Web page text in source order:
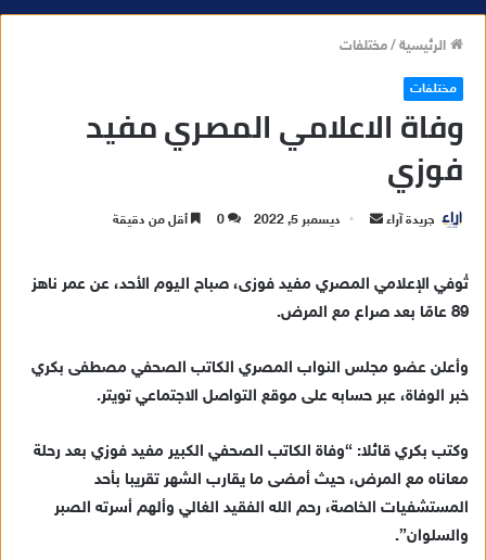
الرئيسية/مختلفات
مختلفات
وفاة الاعلامي المصري مفيد
فوزي
جريدة آراء
ب
ي
د
إ
ل
ك
ديسمبر 5, 2022 0 أقل من دقيقة
تُوفي الإعلامي المصري مفيد فوزى، صباح اليوم الأحد، عن عمر ناهز
89 عامًا بعد صراع مع المرض.
وأعلن عضو مجلس النواب المصري الكاتب الصحفي مصطفى بكري
خبر الوفاة، عبر حسابه على موقع التواصل الاجتماعي تويتر.
وكتب بكري قائلا: “وفاة الكاتب الصحفي الكبير مفيد فوزي بعد رحلة
معاناه مع المرض، حيث أمضى ما يقارب الشهر تقريبا بأحد
المستشفيات الخاصة، رحم الله الفقيد الغالي وألهم أسرته الصبر
والسلوان”.